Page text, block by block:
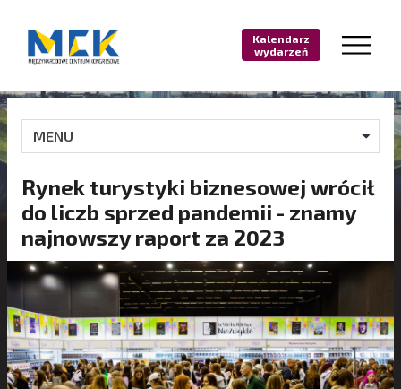
Kalendarz
wydarzeń
MENU
Rynek turystyki biznesowej wrócił
do liczb sprzed pandemii - znamy
najnowszy raport za 2023